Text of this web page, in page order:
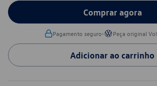
Comprar agora
Pagamento seguro• Peça original
Adicionar ao carrinho